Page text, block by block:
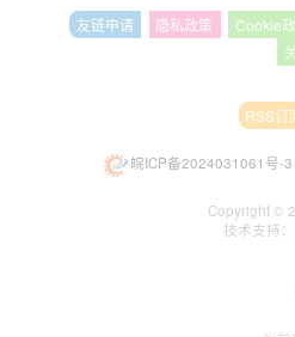
友链申请 隐私政策 Cookie
RSS订
皖ICP备2024031061号-3
Copyright ©
技术支持：